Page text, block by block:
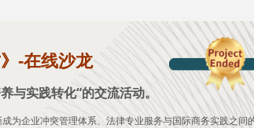
-在线沙龙
与实践转化“的交流活动。
为企业冲突管理体系、法律专业服务与国际商务实践之间